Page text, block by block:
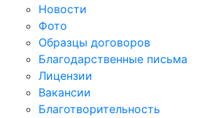
Новости
Фото
Образцы договоров
Благодарственные письма
Лицензии
Вакансии
Благотворительность